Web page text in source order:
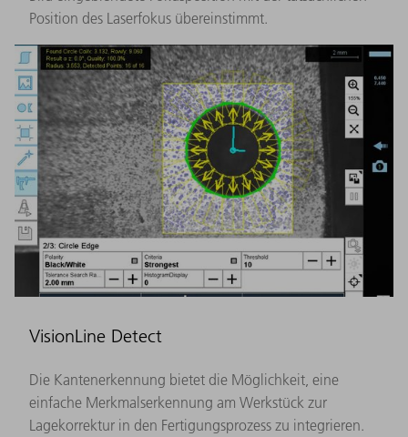
Position des Laserfokus überein­stimmt.
VisionLine Detect
Die Kantenerkennung bietet die Möglichkeit, eine
einfache Merkmalserkennung am Werkstück zur
Lagekorrektur in den Fertigungsprozess zu integrieren.